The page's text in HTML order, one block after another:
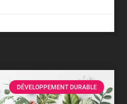
DÉVELOPPEMENT DURABLE